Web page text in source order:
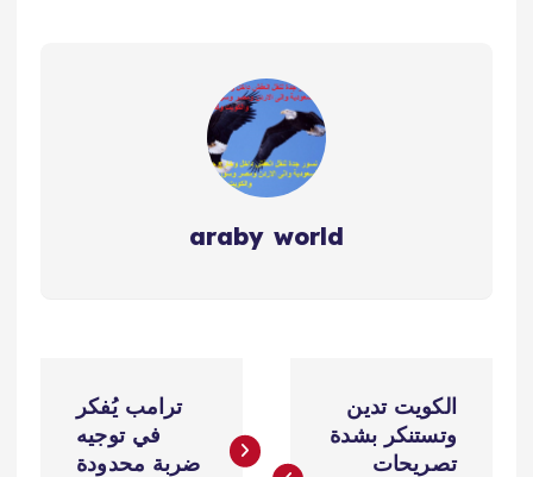
araby world
ص
الكويت تدين
وتستنكر بشدة
تصريحات
ترامب يُفكر
في توجيه
ضربة محدودة